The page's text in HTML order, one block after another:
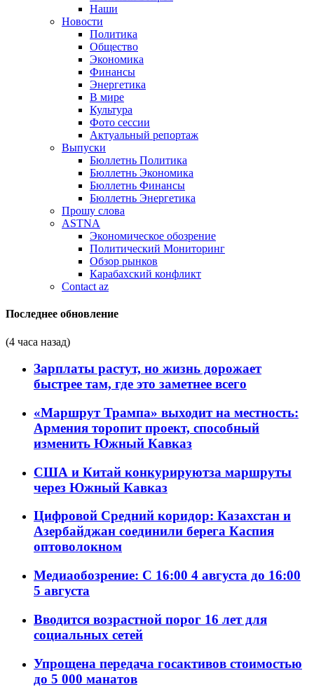
Наши
Новости
Политика
Общество
Экономика
Финансы
Энергетика
В мире
Культура
Фото сессии
Актуальный репортаж
Выпуски
Бюллетнь Политика
Бюллетнь Экономика
Бюллетнь Финансы
Бюллетнь Энергетика
Прошу слова
ASTNA
Экономическое обозрение
Политический Мониторинг
Обзор рынков
Карабахский конфликт
Contact az
Последнее обновление
(4 часа назад)
Зарплаты растут, но жизнь дорожает
быстрее там, где это заметнее всего
«Маршрут Трампа» выходит на местность:
Армения торопит проект, способный
изменить Южный Кавказ
США и Китай конкурируютза маршруты
через Южный Кавказ
Цифровой Средний коридор: Казахстан и
Азербайджан соединили берега Каспия
оптоволокном
Медиаобозрение: С 16:00 4 августа до 16:00
5 августа
Вводится возрастной порог 16 лет для
социальных сетей
Упрощена передача госактивов стоимостью
до 5 000 манатов